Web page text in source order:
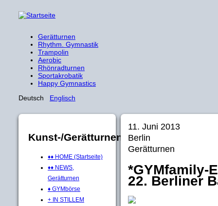
Gerätturnen
Rhythm. Gymnastik
Trampolin
Aerobic
Rhönradturnen
Sportakrobatik
Happy Gymnastics
Deutsch Englisch
Kunst-/Gerätturnen
♦♦ HOME (Startseite)
♦♦ NEWS,
Gerätturnen
♦ GYMbörse
+ IN STILLEM
11. Juni 2013
Berlin
Gerätturnen
*GYMfamily-
22. Berliner